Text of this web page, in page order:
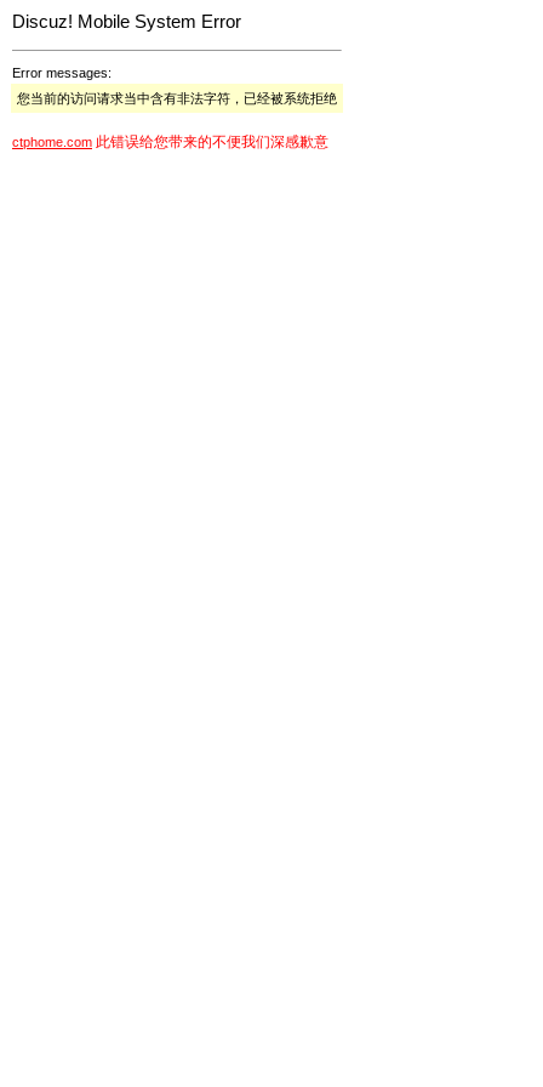
Discuz! Mobile System Error
Error messages:
您当前的访问请求当中含有非法字符，已经被系统拒绝
ctphome.com 此错误给您带来的不便我们深感歉意